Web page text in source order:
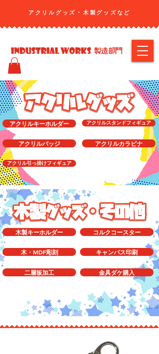
アクリルグッズ・​木製グッズなど
アクリルキーホルダー
アクリルバッジ
アクリルスタンドフィギュア
アクリルカラビナ
アクリル引っ掛けフィギュア
木製キーホルダー コルクコースター
木・MDF彫刻 キャンバス印刷
二層板加工 金具ダケ購入